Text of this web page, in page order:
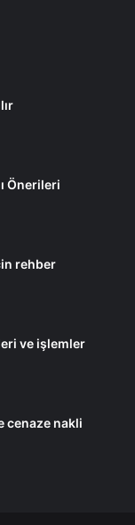
Önerileri
rehber
ve işlemler
cenaze nakli